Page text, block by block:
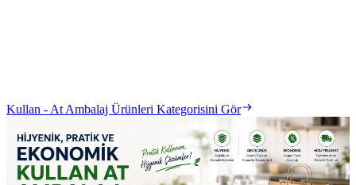
Kullan - At Ambalaj Ürünleri Kategorisini Gör